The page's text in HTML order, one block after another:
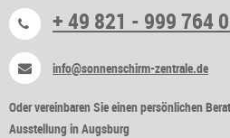
+ 49 821 - 999 764
info@sonnenschirm-zentrale.de
Oder vereinbaren Sie einen persönlichen
Ausstellung in Augsburg